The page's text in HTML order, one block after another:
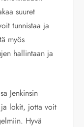
suuret
tunnistaa ja
myös
hallintaan ja
Jenkinsin
ja lokit, jotta voit
Hyvä